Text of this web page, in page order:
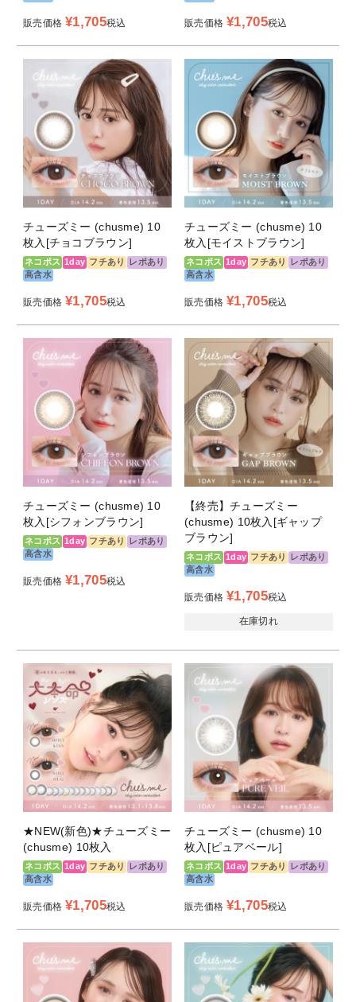
UVカット
中心厚 約0.08mm（※-3.00Dの場合）
含水率 58％
使用目的
単回使用視力補正用色付コンタクトレ
ンズ
医療機器承認
番号
22800BZI00037A01
製造販売元 フロムアイズ株式会社
販売元 株式会社 T-Garden
納期目安 1～3営業日前後で発送（土日祝除く）
販売価格 ¥1,705税込 販売価格 ¥1,705税込
チューズミー (chusme) 10
枚入[チョコブラウン]
ネコポス 1day フチあり
レポあり
高含水
販売価格 ¥1,705税込
チューズミー (chusme) 10
枚入[モイストブラウン]
ネコポス 1day フチあり
レポあり
高含水
販売価格 ¥1,705税込
チューズミー (chusme) 10
枚入[シフォンブラウン]
ネコポス 1day フチあり
レポあり
高含水
販売価格 ¥1,705税込
【終売】チューズミー
(chusme) 10枚入[ギャップ
ブラウン]
ネコポス 1day フチあり
レポあり
高含水
販売価格 ¥1,705税込
在庫切れ
★NEW(新色)★チューズミー
(chusme) 10枚入
ネコポス 1day フチあり
レポあり
高含水
販売価格 ¥1,705税込
チューズミー (chusme) 10
枚入[ピュアベール]
ネコポス 1day フチあり
レポあり
高含水
販売価格 ¥1,705税込